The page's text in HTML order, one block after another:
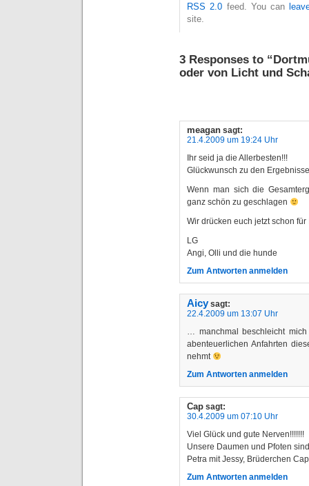
RSS 2.0 feed. You can
site.
3 Responses to
oder von Licht und
meagan sagt:
21.4.2009 um 19:24 Uhr
Ihr seid ja die Allerbesten!!!
Glückwunsch zu den
Wenn man sich die
ganz schön zu geschlagen
Wir drücken euch jetzt schon
LG
Angi, Olli und die hunde
Zum Antworten anmelden
Aicy sagt:
22.4.2009 um 13:07 Uhr
… manchmal beschleicht
abenteuerlichen Anfahrten
nehmt
Zum Antworten anmelden
Cap sagt:
30.4.2009 um 07:10 Uhr
Viel Glück und gute Nerven!!!!!!!
Unsere Daumen und Pfoten
Petra mit Jessy, Brüderchen
Zum Antworten anmelden